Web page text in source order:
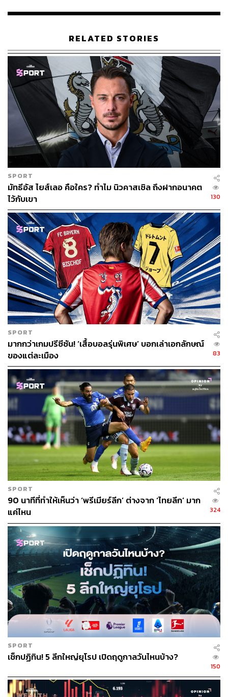
สโมสรอย่างจริงจังเป็นครั้งแรกในชีวิต
แต่ถึงจะไร้ประสบการณ์ใดๆ นอกเหนือจากการได้ลองเป็น
มือขวาของ เป๊ป กวาร์ดิโอลา สุดยอดโค้ชของโลกยุคสมัย
ใหม่ ด้วยความสัมพันธ์ที่เห็นหน้ากันมาตั้งแต่ครั้งที่อาร์เตตา
ได้มีโอกาสเข้ามาในลามาเซีย และกวาร์ดิโอลายังเป็นหนึ่ง
ในนักเตะประสบการณ์สูงของคัมป์ นู กุนซือคนหนุ่มกลับมา
พร้อมกับแผนที่ยิ่งใหญ่
“มีบางอย่างที่จำเป็นจะต้องมีพิมพ์เขียว” อาร์เตตาบอกในวัน
นั้น ก่อนจะบอกถึงสิ่งที่เขาต้องการจะเห็นจากทีม
“เราจะต้องมี Passion เราต้องเล่นแบบครองเกม เราต้องเล่น
อย่างดุดัน และบุกเข้าไปเล่นในแดนของคู่แข่งให้ได้มากที่สุด
เท่าที่จะเป็นไปได้” อาร์เตตาฟุ้งถึงฟุตบอลในความฝันของเขา
เพียงแต่ความฝันกับชีวิตจริงมันต่างกันมาก และไม่นานนัก
อาร์เตตาก็พบว่าหนึ่งในสิ่งที่เขาฝันว่าจะเปลี่ยนแปลงคือ
‘วัฒนธรรม’ (Culture) ภายในทีมที่เขาอยากเห็น เป็นสิ่งที่อยู่
ตรงข้ามกับความเป็นจริงมาก
จริงอยู่ที่ช่วง ‘น้ำผึ้งพระจันทร์’ อาร์เตตาจะพาทีมคว้าแชมป์
รายการแรกได้อย่างรวดเร็วในถ้วยเอฟเอ คัพ ในปี 2020 เพียง
แต่การจะไปถึงเป้าหมายที่แท้จริงอย่างการกลับมาคว้าแชมป์
พรีเมียร์ลีกให้ได้อีกครั้ง ยิ่งเวลาผ่านก็ยิ่งพบว่ามันยากขึ้น
เรื่อยๆ
อาร์เซนอลเป็นทีมที่เต็มไปด้วยบรรยากาศเป็นพิษ มีความ
Toxic อยู่ภายใน
ด้วยมวลพลังงานแบบนี้ไม่อาจพาทีมไหนหรือองค์กรไหนไป
ถึงวันที่สวยงามได้ทั้งนั้น
และนั่นนำไปสู่การตัดสินใจที่เด็ดขาดของเขา ผู้ที่จะไม่ยอม
ให้พิษร้ายแทรกซึมภายในสโมสรอีกต่อไปอย่างเด็ดขาด
การแตกหักกับปิแอร์-เอเมอริค โอบาเมยัง กองหน้าผู้สวม
ปลอกแขนกัปตันทีมแต่กลับไร้ซึ่งระเบียบวินัย และขับให้พ้น
จากสโมสรไปเป็นหนึ่งในการตัดสินใจที่กล้าหาญของอาร์เต
ตา
ต่อด้วยเมซุต โอซิล ซูเปอร์สตาร์เพลย์เมกเกอร์ผู้เป็นที่รักของ
แฟนๆ และนักเตะรายอื่นๆ ที่ทยอยถูกปล่อยตัวออกจากทีมไป
โดยที่อาร์เตตา ร่วมกับเอดู ผู้อำนวยการสโมสรที่เป็นคน
ตัดสินใจดึงตัวเขามารับงานใหญ่ทั้งๆ ที่ไม่มีประสบการณ์ หา
นักเตะที่ตอบโจทย์เข้ามาทีละคนสองคน
โดยนอกจากฝีเท้าแล้ว สิ่งที่อาร์เตตามองหาจากคนที่จะมา
เป็นลูกทีมคือเรื่องของนิสัยใจคอ การรักษาระเบียบวินัย
ทัศนคติทั้งในการเล่นและการใช้ชีวิต
แม้ว่ามันอาจจะต้องใช้เวลาบ้าง เพราะปัญหานั้นถูกหมักหมม
มาตั้งแต่ยุคของอาร์แซน เวนเกอร์ แต่อย่างน้อยที่สุด
อาร์เซนอลก็มีวัฒนธรรมองค์กรในแบบที่อาร์เตตาต้องการ
“Trust the Process” คือคำที่เขามักจะบอกย้ำกับทุกคนเสมอ
RELATED STORIES
SPORT
มัทธีอัส ไยส์เลอ คือใคร? ทำไม นิวคาสเซิล ถึงฝากอนาคต
ไว้กับเขา
130
SPORT
มากกว่าเกมปรีซีซัน! ‘เสื้อบอลรุ่นพิเศษ’ บอกเล่าเอกลักษณ์
ของแต่ละเมือง
83
SPORT
90 นาทีที่ทำให้เห็นว่า ‘พรีเมียร์ลีก’ ต่างจาก ‘ไทยลีก’ มาก
แค่ไหน
324
SPORT
เช็กปฏิทิน! 5 ลีกใหญ่ยุโรป เปิดฤดูกาลวันไหนบ้าง?
150